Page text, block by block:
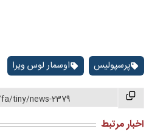
پرسپوليس اوسمار لوس ویرا
tiny/news-2379
اخبار مرتبط